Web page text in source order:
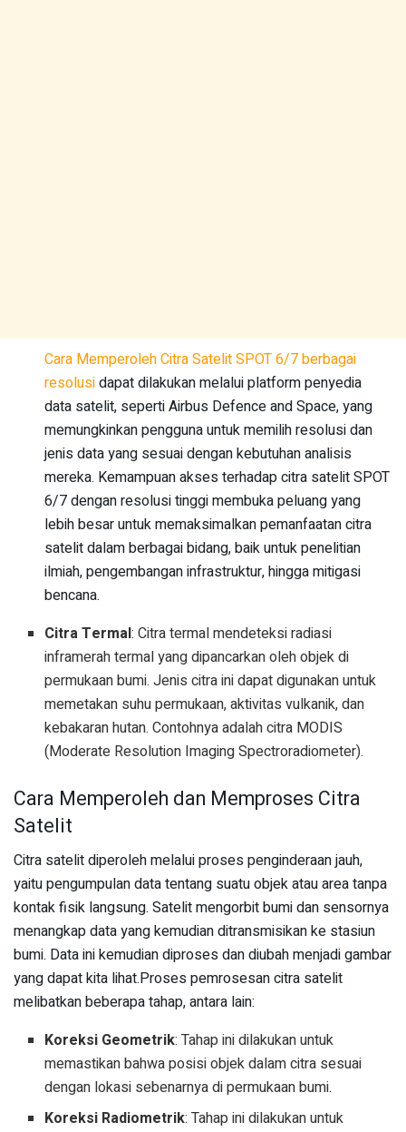
Cara Memperoleh Citra Satelit SPOT 6/7 berbagai
resolusidapat dilakukan melalui platform penyedia
data satelit, seperti Airbus Defence and Space, yang
memungkinkan pengguna untuk memilih resolusi dan
jenis data yang sesuai dengan kebutuhan analisis
mereka. Kemampuan akses terhadap citra satelit SPOT
6/7 dengan resolusi tinggi membuka peluang yang
lebih besar untuk memaksimalkan pemanfaatan citra
satelit dalam berbagai bidang, baik untuk penelitian
ilmiah, pengembangan infrastruktur, hingga mitigasi
bencana.
Citra Termal: Citra termal mendeteksi radiasi
inframerah termal yang dipancarkan oleh objek di
permukaan bumi. Jenis citra ini dapat digunakan untuk
memetakan suhu permukaan, aktivitas vulkanik, dan
kebakaran hutan. Contohnya adalah citra MODIS
(Moderate Resolution Imaging Spectroradiometer).
Cara Memperoleh dan Memproses Citra
Satelit
Citra satelit diperoleh melalui proses penginderaan jauh,
yaitu pengumpulan data tentang suatu objek atau area tanpa
kontak fisik langsung. Satelit mengorbit bumi dan sensornya
menangkap data yang kemudian ditransmisikan ke stasiun
bumi. Data ini kemudian diproses dan diubah menjadi gambar
yang dapat kita lihat.Proses pemrosesan citra satelit
melibatkan beberapa tahap, antara lain:
Koreksi Geometrik: Tahap ini dilakukan untuk
memastikan bahwa posisi objek dalam citra sesuai
dengan lokasi sebenarnya di permukaan bumi.
Koreksi Radiometrik: Tahap ini dilakukan untuk